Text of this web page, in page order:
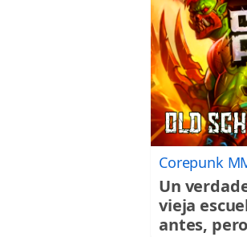
Corepunk
Un
vieja
antes,